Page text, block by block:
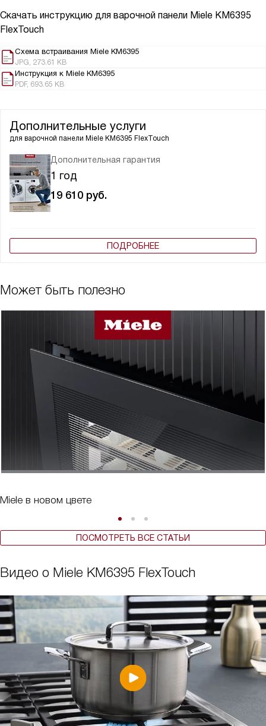
Скачать инструкцию для варочной панели Miele KM6395
FlexTouch
Схема встраивания Miele KM6395
JPG, 273.61 KB
Инструкция к Miele KM6395
PDF, 693.65 KB
Дополнительные услуги
для варочной панели Miele KM6395 FlexTouch
Дополнительная гарантия
1 год
19 610 руб.
ПОДРОБНЕЕ
Может быть полезно
Miele в новом цвете
ПОСМОТРЕТЬ ВСЕ СТАТЬИ
Видео о Miele KM6395 FlexTouch